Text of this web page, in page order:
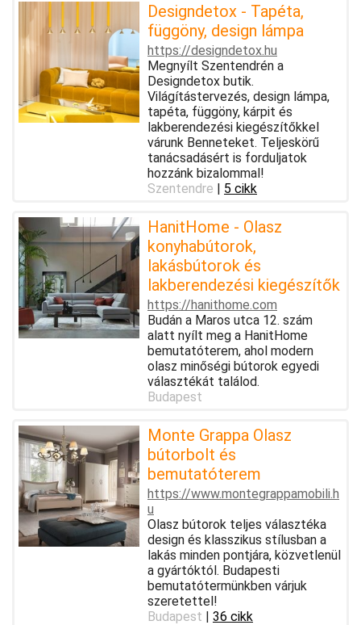
Designdetox - Tapéta,
függöny, design lámpa
https://designdetox.hu
Megnyílt Szentendrén a
Designdetox butik.
Világítástervezés, design lámpa,
tapéta, függöny, kárpit és
lakberendezési kiegészítőkkel
várunk Benneteket. Teljeskörű
tanácsadásért is forduljatok
hozzánk bizalommal!
Szentendre | 5 cikk
HanitHome - Olasz
konyhabútorok,
lakásbútorok és
lakberendezési kiegészítők
https://hanithome.com
Budán a Maros utca 12. szám
alatt nyílt meg a HanitHome
bemutatóterem, ahol modern
olasz minőségi bútorok egyedi
választékát találod.
Budapest
Monte Grappa Olasz
bútorbolt és
bemutatóterem
https://www.montegrappamobili.h
u
Olasz bútorok teljes választéka
design és klasszikus stílusban a
lakás minden pontjára, közvetlenül
a gyártóktól. Budapesti
bemutatótermünkben várjuk
szeretettel!
Budapest | 36 cikk